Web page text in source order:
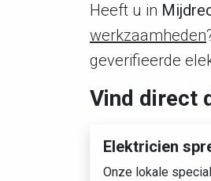
Heeft u in
werkzaamheden
geverifieerde
Vind direct
Elektricien
Onze lokale